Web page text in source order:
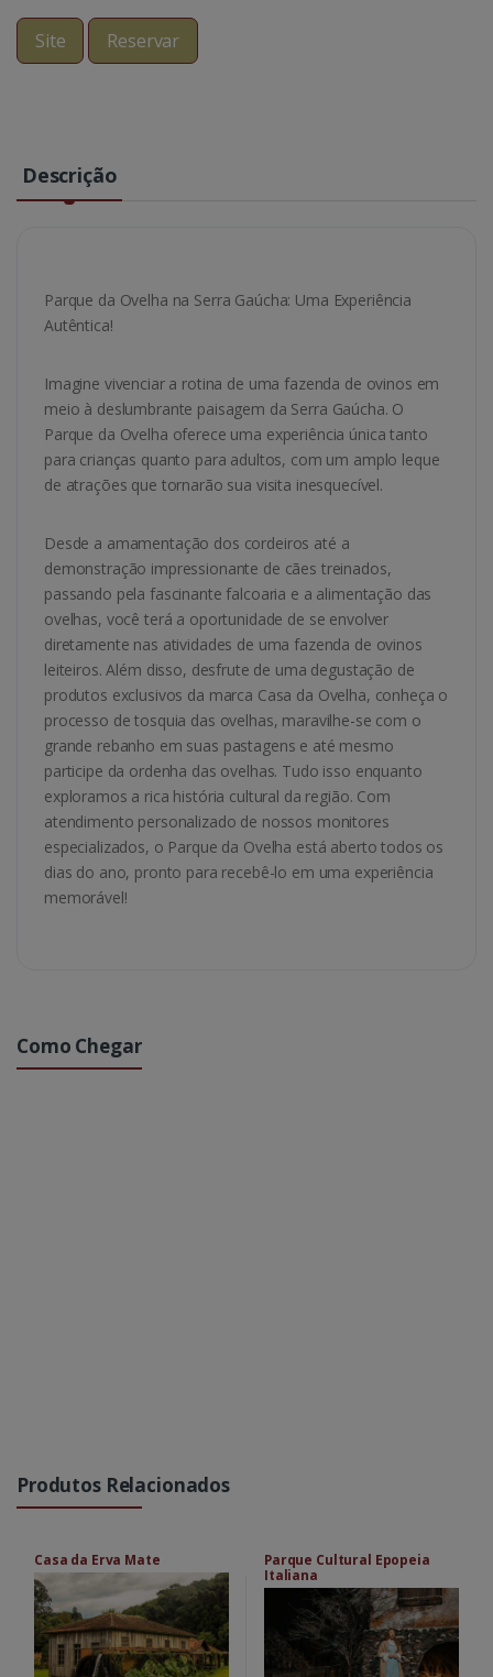
Site Reservar
Descrição
Parque da Ovelha na Serra Gaúcha: Uma Experiência
Autêntica!
Imagine vivenciar a rotina de uma fazenda de ovinos em
meio à deslumbrante paisagem da Serra Gaúcha. O
Parque da Ovelha oferece uma experiência única tanto
para crianças quanto para adultos, com um amplo leque
de atrações que tornarão sua visita inesquecível.
Desde a amamentação dos cordeiros até a
demonstração impressionante de cães treinados,
passando pela fascinante falcoaria e a alimentação das
ovelhas, você terá a oportunidade de se envolver
diretamente nas atividades de uma fazenda de ovinos
leiteiros. Além disso, desfrute de uma degustação de
produtos exclusivos da marca Casa da Ovelha, conheça o
processo de tosquia das ovelhas, maravilhe-se com o
grande rebanho em suas pastagens e até mesmo
participe da ordenha das ovelhas. Tudo isso enquanto
exploramos a rica história cultural da região. Com
atendimento personalizado de nossos monitores
especializados, o Parque da Ovelha está aberto todos os
dias do ano, pronto para recebê-lo em uma experiência
memorável!
Como Chegar
Produtos Relacionados
Casa da Erva Mate
Parque Cultural Epopeia
Italiana